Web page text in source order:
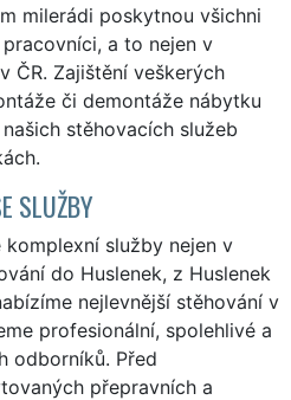
milerádi poskytnou všichni
a to nejen v
ČR. Zajištění veškerých
či demontáže nábytku
stěhovacích služeb
SLUŽBY
služby nejen v
do Huslenek, z Huslenek
nejlevnější stěhování v
profesionální, spolehlivé a
odborníků. Před
přepravních a